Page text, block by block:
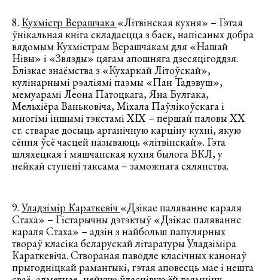
8. Кухмістр Верашчака «Літвінская кухня» – Гэтая
ўнікальная кніга складаецца з баек, напісаных добра
вядомым Кухмістрам Верашчакам для «Нашай
Нівы» і «Звязды» цягам апошняга дзесяцігоддзя.
Блізкае знаёмства з «Кухаркай Літоўскай»,
кулінарнымі рэаліямі паэмы «Пан Тадэвуш»,
мемуарамі Леона Патоцкага, Яна Булгака,
Мельхіёра Ваньковіча, Міхала Паўлікоўскага і
многімі іншымі тэкстамі ХІХ – першай паловы ХХ
ст. стварае досыць арганічную карціну кухні, якую
сёння ўсё часцей называюць «літвінскай». Гэта
шляхецкая і мяшчанская кухня былога ВКЛ, у
нейкай ступені таксама – заможнага сялянства.
9.Уладзімір Караткевіч «Дзікае паляванне караля
Стаха» – Гістарычны дэтэктыў «Дзікае паляванне
караля Стаха» – адзін з найбольш папулярных
твораў класіка беларускай лiтаратуры Уладзіміра
Караткевіча. Створаная паводле класічных канонаў
прыгодніцкай рамантыкі, гэтая аповесць мае і нешта